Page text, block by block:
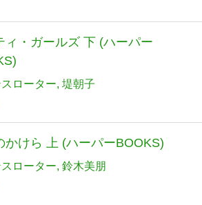
ィ・ガールズ 下 (ハーパー
ローター 堤朝子
かけら 上 (ハーパーBOOKS)
ローター 鈴木美朋